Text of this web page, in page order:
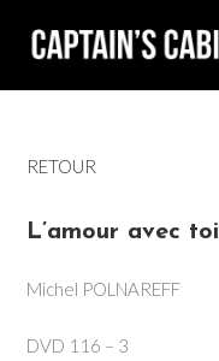
RETOUR
L’amour avec toi
Michel POLNAREFF
DVD 116 – 3